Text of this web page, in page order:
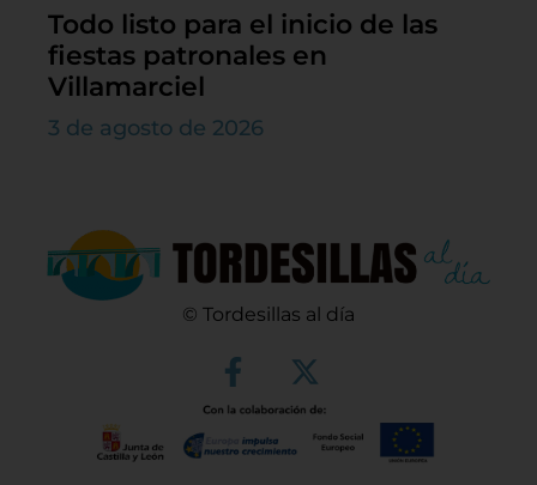
Todo listo para el inicio de las
fiestas patronales en
Villamarciel
3 de agosto de 2026
© Tordesillas al día